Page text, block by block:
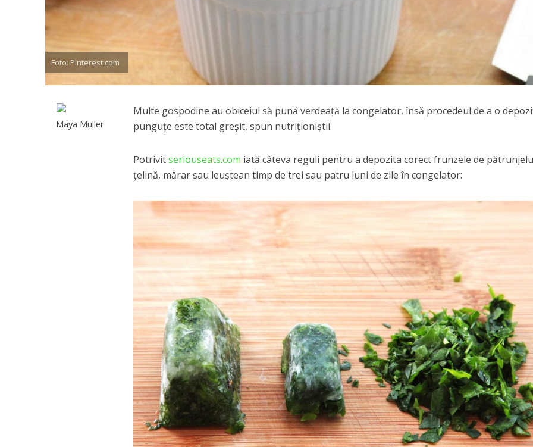
Foto: Pinterest.com
Maya Muller
Multe gospodine au obiceiul să pună verdeaţă la congelator, însă procedeul de a o
punguţe este total greşit, spun nutriţioniştii.
Potrivitseriouseats.com iată câteva reguli pentru a depozita corect frunzele de
ţelină, mărar sau leuştean timp de trei sau patru luni de zile în congelator: